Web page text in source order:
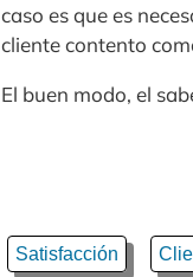
caso es que es
cliente contento
El buen modo, el
Satisfacción